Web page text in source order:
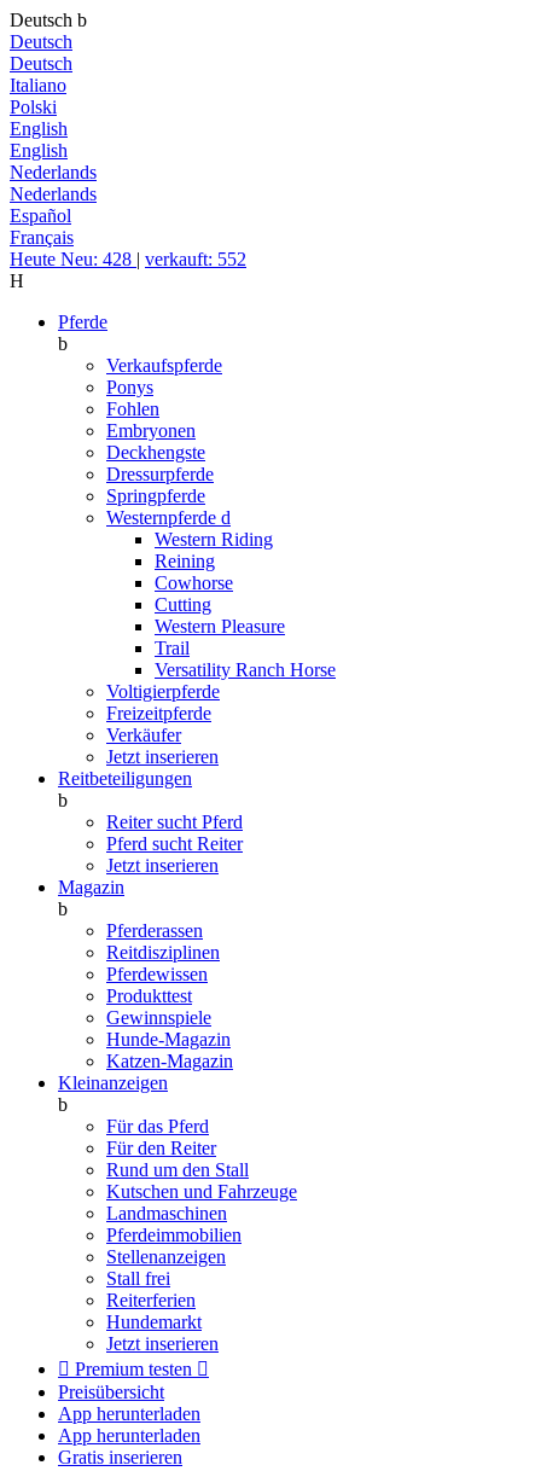
Deutsch b
Deutsch
Deutsch
Italiano
Polski
English
English
Nederlands
Nederlands
Español
Français
Heute Neu: 428 | verkauft: 552
H
Pferde
b
Verkaufspferde
Ponys
Fohlen
Embryonen
Deckhengste
Dressurpferde
Springpferde
Westernpferde d
Western Riding
Reining
Cowhorse
Cutting
Western Pleasure
Trail
Versatility Ranch Horse
Voltigierpferde
Freizeitpferde
Verkäufer
Jetzt inserieren
Reitbeteiligungen
b
Reiter sucht Pferd
Pferd sucht Reiter
Jetzt inserieren
Magazin
b
Pferderassen
Reitdisziplinen
Pferdewissen
Produkttest
Gewinnspiele
Hunde-Magazin
Katzen-Magazin
Kleinanzeigen
b
Für das Pferd
Für den Reiter
Rund um den Stall
Kutschen und Fahrzeuge
Landmaschinen
Pferdeimmobilien
Stellenanzeigen
Stall frei
Reiterferien
Hundemarkt
Jetzt inserieren
 Premium testen 
Preisübersicht
App herunterladen
App herunterladen
Gratis inserieren